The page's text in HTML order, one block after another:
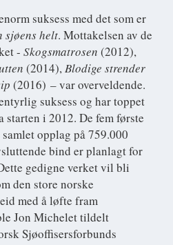
suksess med det som er
sjøens helt. Mottakelsen av de
- Skogsmatrosen (2012),
(2014),Blodige strender
(2016) – var overveldende.
suksess og har toppet
starten i 2012. De fem første
opplag på 759.000
bind er planlagt for
gedigne verket vil bli
den store norske
med å løfte fram
Jon Michelet tildelt
Sjøoffisersforbunds